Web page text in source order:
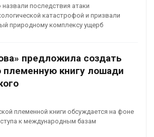
последствия атаки
катастрофой и призвали
природному комплексу ущерб
предложила создать
племенную книгу лошади
племенной книги обсуждается на фоне
к международным базам